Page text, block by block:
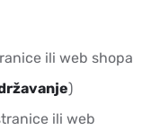
ili web shopa
)
ili web